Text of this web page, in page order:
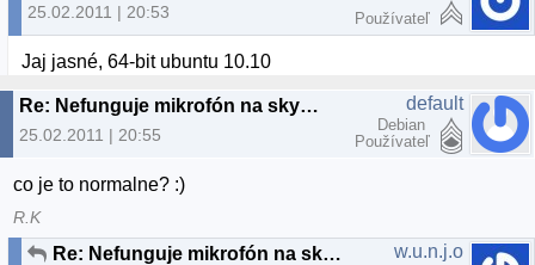
25.02.2011 | 20:53 Používateľ
Jaj jasné, 64-bit ubuntu 10.10
Re: Nefunguje mikrofón na skype
25.02.2011 | 20:55
default
Debian
Používateľ
co je to normalne? :)
R.K
Re: Nefunguje mikrofón na skype w.u.n.j.o